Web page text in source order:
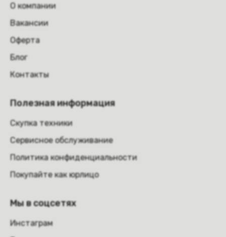
О компании
Вакансии
Оферта
Блог
Контакты
Полезная информация
Скупка техники
Сервисное обслуживание
Политика конфиденциальности
Покупайте как юрлицо
Мы в соцсетях
Инстаграм